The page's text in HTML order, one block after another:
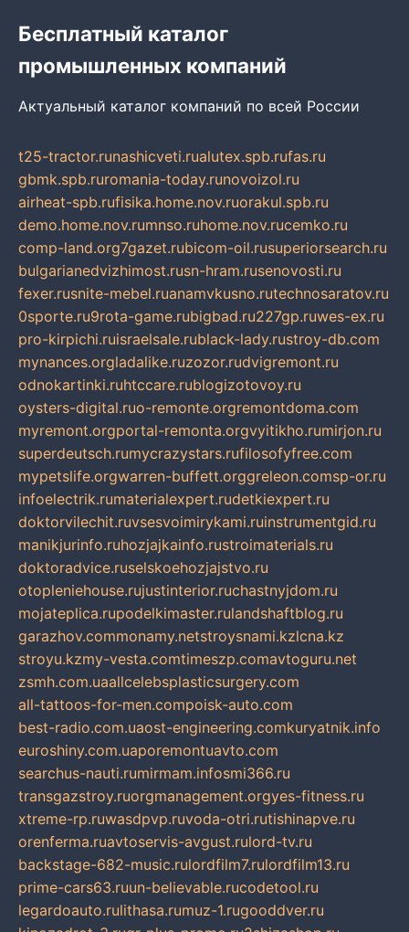
Бесплатный каталог
промышленных компаний
Актуальный каталог компаний по всей России
t25-tractor.runashicveti.rualutex.spb.rufas.ru
gbmk.spb.ruromania-today.runovoizol.ru
airheat-spb.rufisika.home.nov.ruorakul.spb.ru
demo.home.nov.rumnso.ruhome.nov.rucemko.ru
comp-land.org7gazet.rubicom-oil.rusuperiorsearch.ru
bulgarianedvizhimost.rusn-hram.rusenovosti.ru
fexer.rusnite-mebel.ruanamvkusno.rutechnosaratov.ru
0sporte.ru9rota-game.rubigbad.ru227gp.ruwes-ex.ru
pro-kirpichi.ruisraelsale.rublack-lady.rustroy-db.com
mynances.orgladalike.ruzozor.rudvigremont.ru
odnokartinki.ruhtccare.rublogizotovoy.ru
oysters-digital.ruo-remonte.orgremontdoma.com
myremont.orgportal-remonta.orgvyitikho.rumirjon.ru
superdeutsch.rumycrazystars.rufilosofyfree.com
mypetslife.orgwarren-buffett.orggreleon.comsp-or.ru
infoelectrik.rumaterialexpert.rudetkiexpert.ru
doktorvilechit.ruvsesvoimirykami.ruinstrumentgid.ru
manikjurinfo.ruhozjajkainfo.rustroimaterials.ru
doktoradvice.ruselskoehozjajstvo.ru
otopleniehouse.rujustinterior.ruchastnyjdom.ru
mojateplica.rupodelkimaster.rulandshaftblog.ru
garazhov.commonamy.netstroysnami.kzlcna.kz
stroyu.kzmy-vesta.comtimeszp.comavtoguru.net
zsmh.com.uaallcelebsplasticsurgery.com
all-tattoos-for-men.compoisk-auto.com
best-radio.com.uaost-engineering.comkuryatnik.info
euroshiny.com.uaporemontuavto.com
searchus-nauti.rumirmam.infosmi366.ru
transgazstroy.ruorgmanagement.orgyes-fitness.ru
xtreme-rp.ruwasdpvp.ruvoda-otri.rutishinapve.ru
orenferma.ruavtoservis-avgust.rulord-tv.ru
backstage-682-music.rulordfilm7.rulordfilm13.ru
prime-cars63.ruun-believable.rucodetool.ru
legardoauto.rulithasa.rumuz-1.rugooddver.ru